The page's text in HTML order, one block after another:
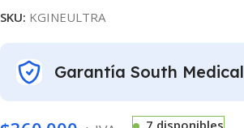
SKU: KGINEULTRA
Garantía South Medical
7 disponibles